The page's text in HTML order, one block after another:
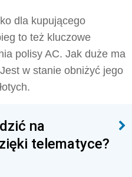
dla kupującego
to też kluczowe
polisy AC. Jak duże ma
w stanie obniżyć jego
na
telematyce?